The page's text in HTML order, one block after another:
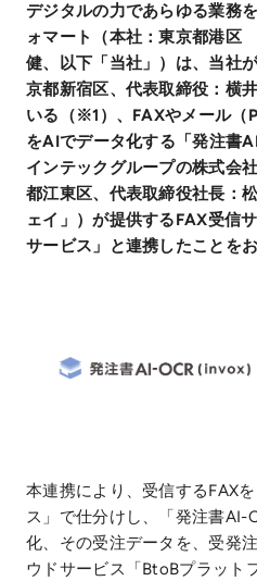
デジタルの力であらゆる業務
ォマート（本社：東京都港区
健、以下「当社」）は、当社
京都新宿区、代表取締役：横
いる（※1）、FAXやメール（
をAIでデータ化する「発注書
インテックグループの株式会
都江東区、代表取締役社長：
ェイ」）が提供するFAX受信
サービス」と連携したことを
本連携により、受信するFAX
ス」で仕分けし、「発注書AI-
化、その受注データを、受発
ウドサービス「BtoBプラット